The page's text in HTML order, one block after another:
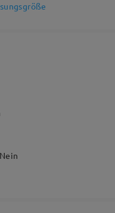
Nein